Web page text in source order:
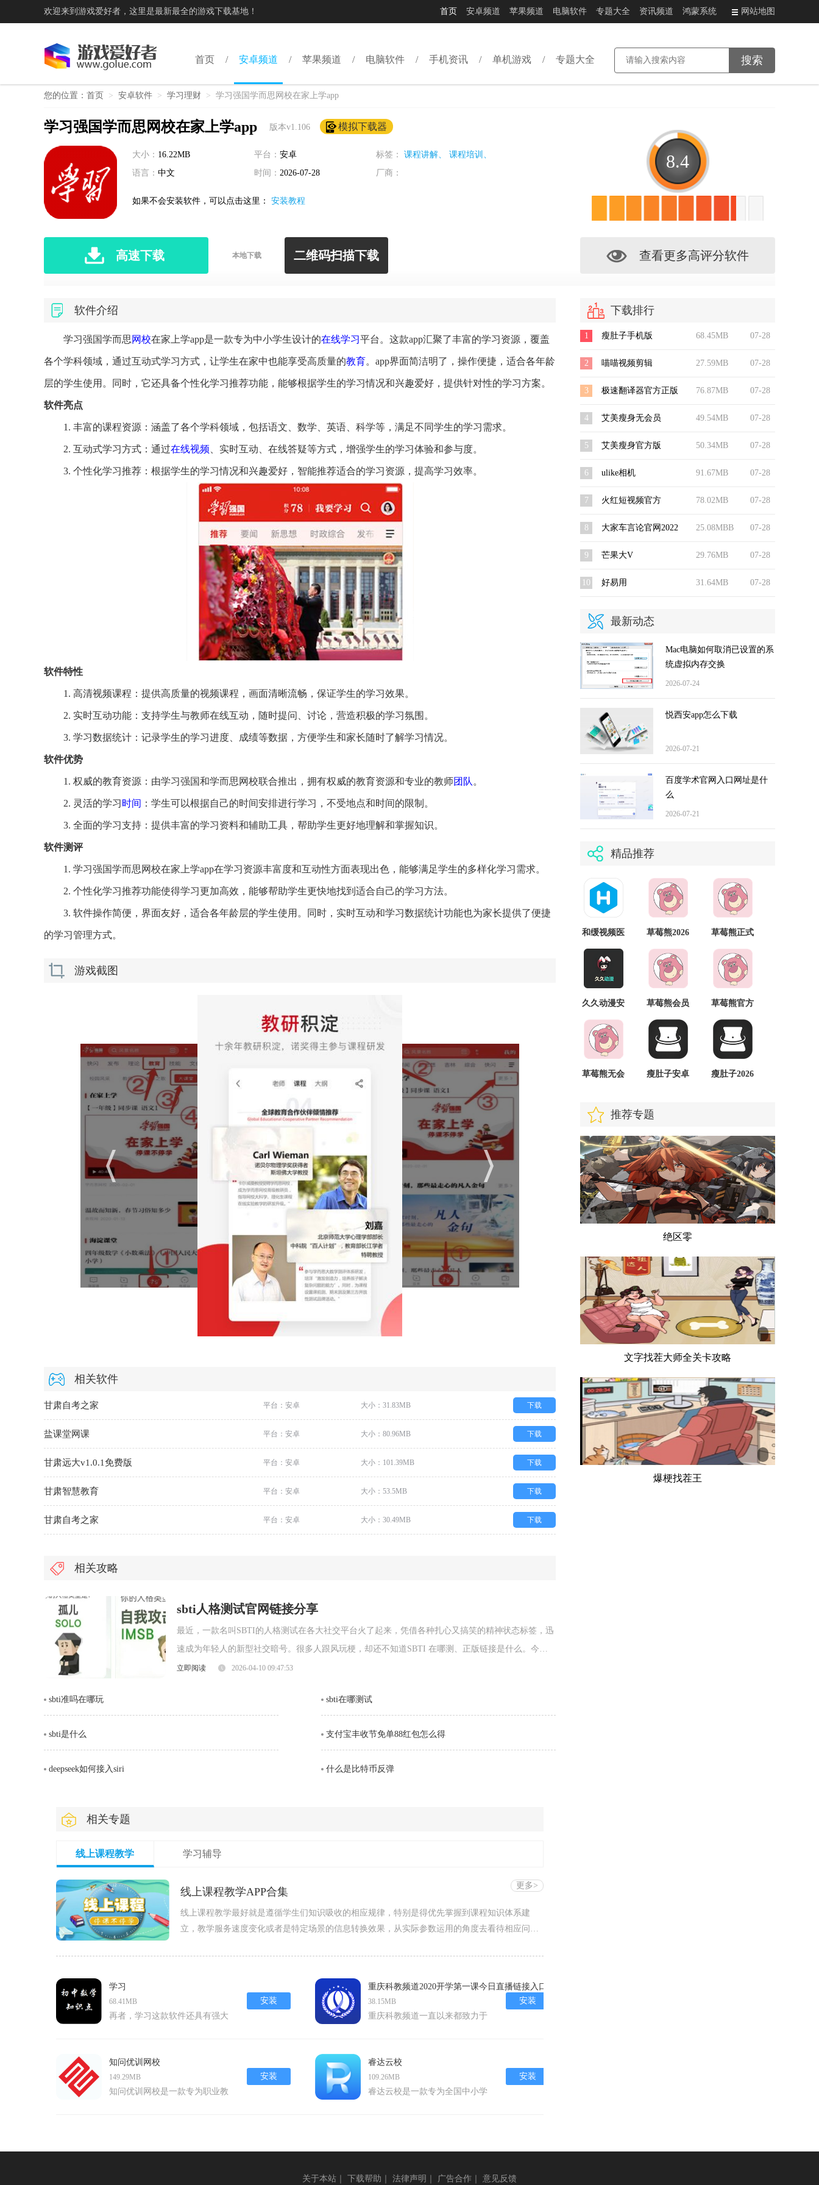
欢迎来到游戏爱好者，这里是最新最全的游戏下载基地！ 首页 安卓频道 苹果频道 电脑软件 专题大全 资讯频道 鸿蒙系统 网站地图
首页 安卓频道 苹果频道 电脑软件 手机资讯 单机游戏 专题大全
您的位置： 首页 > 安卓软件 > 学习理财 > 学习强国学而思网校在家上学app
学习强国学而思网校在家上学app 版本v1.106 模拟下载器
大小： 16.22MB 平台： 安卓 标签： 课程讲解、
课程培训、
语言： 中文 时间： 2026-07-28 厂商：
如果不会安装软件，可以点击这里： 安装教程
高速下载 本地下载 二维码扫描下载
8.4
查看更多高评分软件
软件介绍
学习强国学而思网校在家上学app是一款专为中小学生设计的在线学习平台。这款app汇聚了丰富的学习资源，覆盖
各个学科领域，通过互动式学习方式，让学生在家中也能享受高质量的教育。app界面简洁明了，操作便捷，适合各年龄
层的学生使用。同时，它还具备个性化学习推荐功能，能够根据学生的学习情况和兴趣爱好，提供针对性的学习方案。
软件亮点
1. 丰富的课程资源：涵盖了各个学科领域，包括语文、数学、英语、科学等，满足不同学生的学习需求。
2. 互动式学习方式：通过在线视频 、实时互动、在线答疑等方式，增强学生的学习体验和参与度。
3. 个性化学习推荐：根据学生的学习情况和兴趣爱好，智能推荐适合的学习资源，提高学习效率。
软件特性
1. 高清视频课程：提供高质量的视频课程，画面清晰流畅，保证学生的学习效果。
2. 实时互动功能：支持学生与教师在线互动，随时提问、讨论，营造积极的学习氛围。
3. 学习数据统计：记录学生的学习进度、成绩等数据，方便学生和家长随时了解学习情况。
软件优势
1. 权威的教育资源：由学习强国和学而思网校联合推出，拥有权威的教育资源和专业的教师团队 。
2. 灵活的学习时间 ：学生可以根据自己的时间安排进行学习，不受地点和时间的限制。
3. 全面的学习支持：提供丰富的学习资料和辅助工具，帮助学生更好地理解和掌握知识。
软件测评
1. 学习强国学而思网校在家上学app在学习资源丰富度和互动性方面表现出色，能够满足学生的多样化学习需求。
2. 个性化学习推荐功能使得学习更加高效，能够帮助学生更快地找到适合自己的学习方法。
3. 软件操作简便，界面友好，适合各年龄层的学生使用。同时，实时互动和学习数据统计功能也为家长提供了便捷
的学习管理方式。
游戏截图
相关软件
甘肃自考之家 平台：安卓 大小：31.83MB 下载
盐课堂网课 平台：安卓 大小：80.96MB 下载
甘肃远大v1.0.1免费版 平台：安卓 大小：101.39MB 下载
甘肃智慧教育 平台：安卓 大小：53.5MB 下载
甘肃自考之家 平台：安卓 大小：30.49MB 下载
相关攻略
sbti人格测试官网链接分享
最近，一款名叫SBTI的人格测试在各大社交平台火了起来，凭借各种扎心又搞笑的精神状态标签，迅
速成为年轻人的新型社交暗号。很多人跟风玩梗，却还不知道SBTI 在哪测、正版链接是什么。今天
就为大家整理出 SBTI 在线测试官方网址，以及完整的测试攻略，轻松一键测出你的专属人格。SBTI
立即阅读 2026-04-10 09:47:53
sbti准吗在哪玩 sbti在哪测试
sbti是什么 支付宝丰收节免单88红包怎么得
deepseek如何接入siri 什么是比特币反弹
相关专题
线上课程教学 学习辅导
更多>
线上课程教学APP合集
线上课程教学最好就是遵循学生们知识吸收的相应规律，特别是得优先掌握到课程知识体系建
立，教学服务速度变化或者是特定场景的信息转换效果，从实际参数运用的角度去看待相应问
学习
68.41MB
再者，学习这款软件还具有强大
享经验，还可以参加各种线上活
动，与其他学习者一起进步。这
种社区互动不仅能增强学习的趣
安装
重庆科教频道2020开学第一课今日直播链接入口
38.15MB
重庆科教频道一直以来都致力于
年度盛事。这款名为“重庆科教
频道2020开学第一课今日直播链
接入口”的游戏，并非传统意义
安装
知问优训网校
149.29MB
知问优训网校是一款专为职业教
涵盖多个行业的学习内容，通过
安装
睿达云校
109.26MB
睿达云校是一款专为全国中小学
习、名师辅导、学情分析、学习
过数字化手段为学生提供更加便
安装
下载排行
07-28
68.45MB
1 瘦肚子手机版
07-28
27.59MB
2 喵喵视频剪辑
07-28
76.87MB
3 极速翻译器官方正版
07-28
49.54MB
4 艾美瘦身无会员
07-28
50.34MB
5 艾美瘦身官方版
07-28
91.67MB
6 ulike相机
07-28
78.02MB
7 火红短视频官方
07-28
25.08MBB
8 大家车言论官网2022
07-28
29.76MB
9 芒果大V
07-28
31.64MB
10 好易用
最新动态
Mac电脑如何取消已设置的系
统虚拟内存交换
2026-07-24
悦西安app怎么下载
2026-07-21
百度学术官网入口网址是什
么
2026-07-21
精品推荐
和缓视频医
草莓熊2026
草莓熊正式
久久动漫安
草莓熊会员
草莓熊官方
草莓熊无会
瘦肚子安卓
瘦肚子2026
推荐专题
绝区零
文字找茬大师全关卡攻略
爆梗找茬王
关于本站 下载帮助 法律声明 广告合作 意见反馈